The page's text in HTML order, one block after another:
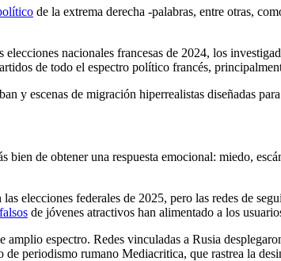
de la extrema derecha -palabras, entre otras,
nacionales francesas de 2024, los
de todo el espectro político francés,
y escenas de migración hiperrealistas diseñadas
de obtener una respuesta emocional: miedo,
elecciones federales de 2025, pero las redes de
de jóvenes atractivos han alimentado a los
espectro. Redes vinculadas a Rusia
periodismo rumano Mediacritica, que rastrea la